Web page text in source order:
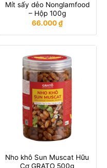
Mít sấy dẻo Nonglamfood
– Hộp 100g
66.000₫
Nho khô Sun Muscat Hữu
Cơ GRATO 500g